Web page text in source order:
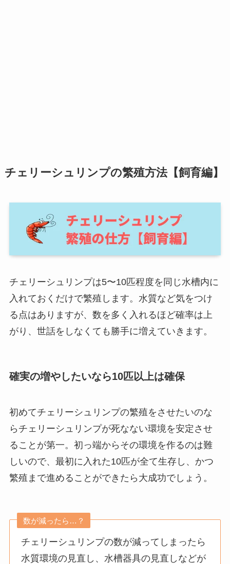
チェリーシュリンプの繁殖方法【飼育編】
チェリーシュリンプは5〜10匹程度を同じ水槽内に
入れておくだけで繁殖します。水質など気をつけ
る点はありますが、数を多く入れるほど確率は上
がり、世話をしなくても勝手に増えていきます。
確実の増やしたいなら10匹以上は確保
初めてチェリーシュリンプの繁殖をさせたいのな
らチェリーシュリンプが死なない環境を安定させ
ることが第一。初っ端からその環境を作るのは難
しいので、最初に入れた10匹が全て生存し、かつ
繁殖まで進めることができたら大成功でしょう。
数が減ったら…？
チェリーシュリンプの数が減ってしまったら
水質環境の見直し、水槽器具の見直しなどが